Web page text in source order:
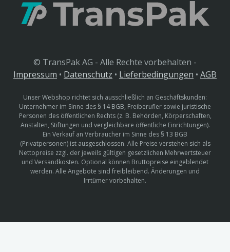
© TransPak AG - Alle Rechte vorbehalten -
Impressum • Datenschutz • Lieferbedingungen • AGB
Unser Webshop richtet sich ausschließlich an Geschäftskunden:
Unternehmer im Sinne des § 14 BGB, Freiberufler sowie juristische
Personen des öffentlichen Rechts (z. B. Behörden, Körperschaften,
Anstalten, Stiftungen und vergleichbare öffentliche Einrichtungen).
Ein Verkauf an Verbraucher im Sinne des § 13 BGB
(Privatpersonen) ist ausgeschlossen. Alle Preise verstehen sich als
Nettopreise zzgl. der jeweils gültigen gesetzlichen Mehrwertsteuer
und Versandkosten. Optional können Bruttopreise eingeblendet
werden. Alle Angebote sind freibleibend. Änderungen und
Irrtümer vorbehalten.